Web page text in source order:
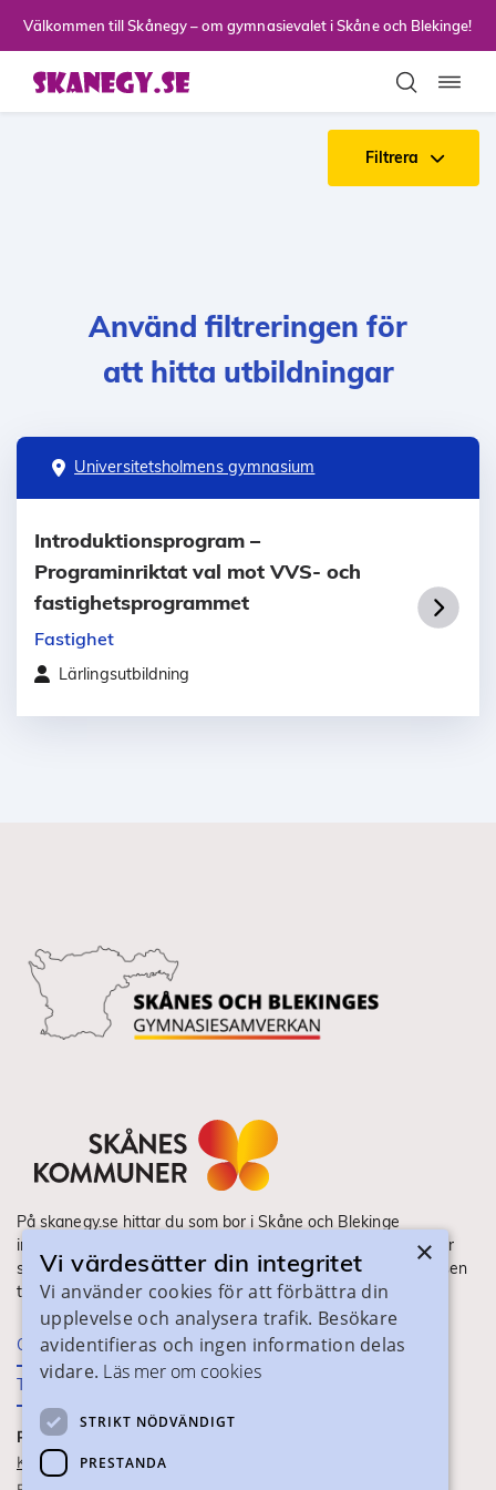
Välkommen till Skånegy – om gymnasievalet i Skåne och Blekinge!
Filtrera
Använd filtreringen för
att hitta utbildningar
Universitetsholmens gymnasium
Introduktionsprogram –
Programinriktat val mot VVS- och
fastighetsprogrammet
Fastighet
Lärlingsutbildning
På skanegy.se hittar du som bor i Skåne och Blekinge
information om ditt gymnasieval. Här ser du vilka utbildningar
som finns och hur ansökan och antagning går till. Webbplatsen
tillhandahålls av Skånes Kommuner.
Om webbplatsen
Tillgänglighet
PRAKTISK INFORMATION
Kontaktuppgifter
×
Vi värdesätter din integritet
Vi använder cookies för att förbättra din
upplevelse och analysera trafik. Besökare
avidentifieras och ingen information delas
vidare. Läs mer om cookies
STRIKT NÖDVÄNDIGT
PRESTANDA